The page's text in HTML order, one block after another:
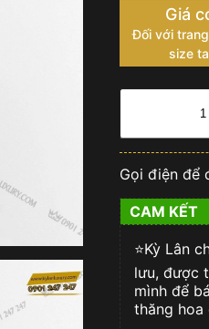
Giá
Đối với
size
Bút
khối
Au750
đính
kim
lượng
Gọi điện để
CAM KẾT
⭐️Kỳ Lân
lưu, được
mình để
thăng hoa